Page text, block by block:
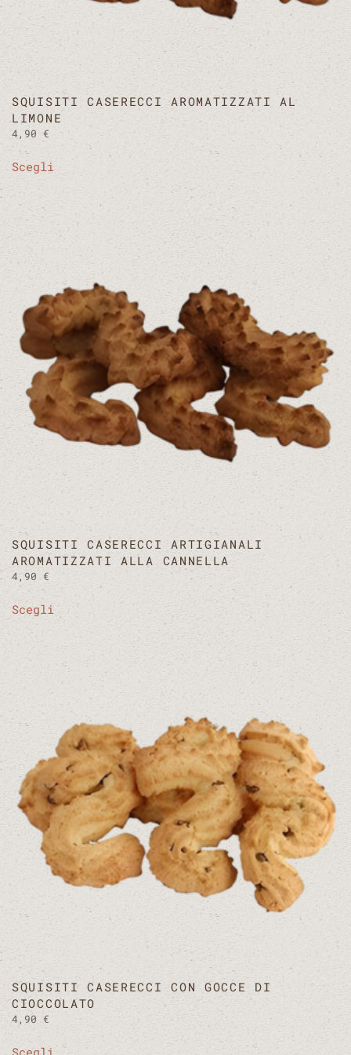
SQUISITI CASERECCI AROMATIZZATI AL
LIMONE
4,90 €
Scegli
Questo
prodotto
varianti.
Le
possono
essere
scelte
nella
pagina
del
prodotto
SQUISITI CASERECCI ARTIGIANALI
AROMATIZZATI ALLA CANNELLA
4,90€
Scegli
Questo
prodotto
varianti.
opzioni
possono
essere
scelte
nella
pagina
del
prodotto
SQUISITI CASERECCI CON GOCCE DI
CIOCCOLATO
4,90 €
Scegli